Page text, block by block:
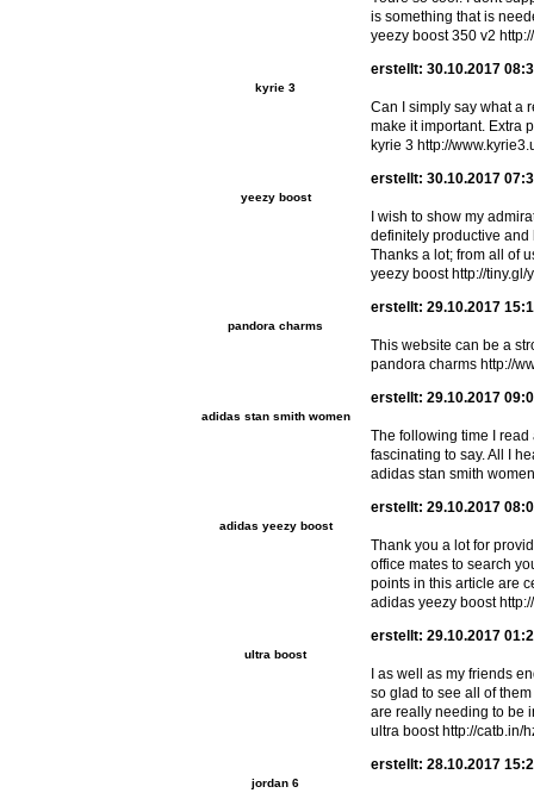
is something that is
yeezy boost 350 v2
kyrie 3
erstellt: 30.10.2017
Can I simply say what a
make it important. Extra
kyrie 3 http://
yeezy boost
erstellt: 30.10.2017
I wish to show my
definitely productive and
Thanks a lot; from all of
yeezy boost http://tiny.gl/
pandora charms
erstellt: 29.10.2017
This website can be a
pandora charms http://
adidas stan smith women
erstellt: 29.10.2017
The following time I
fascinating to say. All I
adidas stan smith
adidas yeezy boost
erstellt: 29.10.2017
Thank you a lot for
office mates to search
points in this article are
adidas yeezy boost
ultra boost
erstellt: 29.10.2017
I as well as my friends
so glad to see all of
are really needing to be
ultra boost http://catb.in/
jordan 6
erstellt: 28.10.2017